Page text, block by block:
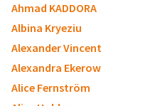
Ahmad KADDORA
Albina Kryeziu
Alexander Vincent
Alexandra Ekerow
Alice Fernström